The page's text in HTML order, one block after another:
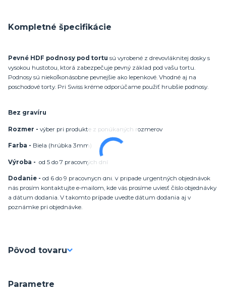
Kompletné špecifikácie
Pevné HDF podnosy pod tortu sú vyrobené z drevovláknitej dosky s
vysokou hustotou, ktorá zabezpečuje pevný základ pod vašu tortu.
Podnosy sú niekoľkonásobne pevnejšie ako lepenkové. Vhodné aj na
poschodové torty. Pri Swiss kréme odporúčame použiť hrubšie podnosy.
Bez gravíru
Rozmer - výber pri produkte z ponúkaných rozmerov
Farba - Biela (hrúbka 3mm)
Výroba - od 5 do 7 pracovných dní
Dodanie - od 6 do 9 pracovných dní. V prípade urgentných objednávok
nás prosím kontaktujte e-mailom, kde vás prosíme uviesť číslo objednávky
a dátum dodania. V takomto prípade uvedte dátum dodania aj v
poznámke pri objednávke.
Pôvod tovaru
Parametre